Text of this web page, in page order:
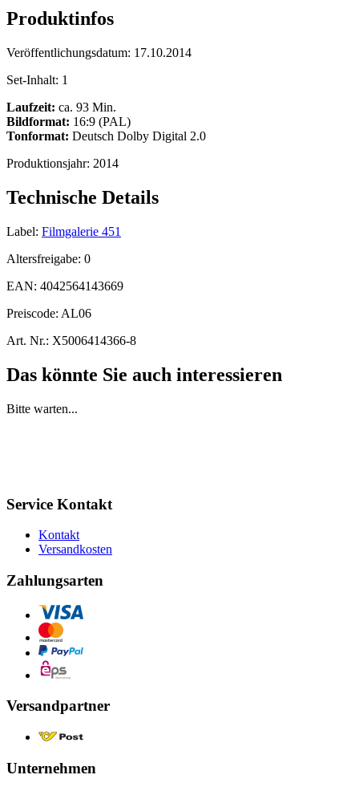
Produktinfos
Veröffentlichungsdatum: 17.10.2014
Set-Inhalt: 1
Laufzeit: ca. 93 Min.
Bildformat: 16:9 (PAL)
Tonformat: Deutsch Dolby Digital 2.0
Produktionsjahr: 2014
Technische Details
Label: Filmgalerie 451
Altersfreigabe: 0
EAN: 4042564143669
Preiscode: AL06
Art. Nr.: X5006414366-8
Das könnte Sie auch interessieren
Bitte warten...
Service Kontakt
Kontakt
Versandkosten
Zahlungsarten
Versandpartner
Unternehmen